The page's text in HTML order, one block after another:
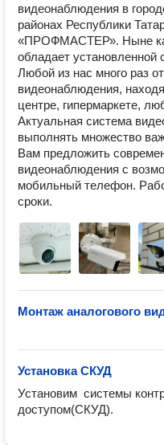
видеонаблюдения в
районах Республики
«ПРОФМАСТЕР». Ныне
обладает
Любой из нас много раз
видеонаблюдения,
центре, гипермаркете,
Актуальная система
выполнять множество
Вам предложить
видеонаблюдения с
мобильный телефон.
сроки.
Монтаж аналогового
Установка СКУД
Установим  системы
доступом(СКУД).